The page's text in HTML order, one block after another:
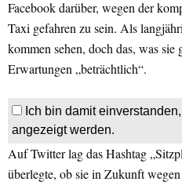
Facebook darüber, wegen der
Taxi gefahren zu sein. Als
kommen sehen, doch das, was sie
Erwartungen „beträchtlich“.
Ich bin damit
angezeigt werden.
Auf Twitter lag das Hashtag
überlegte, ob sie in Zukunft